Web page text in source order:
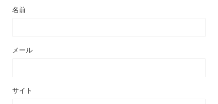
名前
メール
サイト